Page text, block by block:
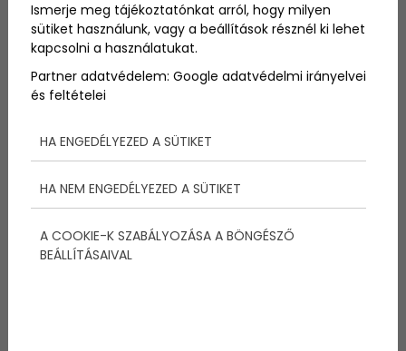
Ismerje meg tájékoztatónkat arról, hogy milyen
sütiket használunk, vagy a beállítások résznél ki lehet
kapcsolni a használatukat.
Partner adatvédelem: Google adatvédelmi irányelvei
és feltételei
HA ENGEDÉLYEZED A SÜTIKET
HA NEM ENGEDÉLYEZED A SÜTIKET
A COOKIE-K SZABÁLYOZÁSA A BÖNGÉSZŐ
BEÁLLÍTÁSAIVAL